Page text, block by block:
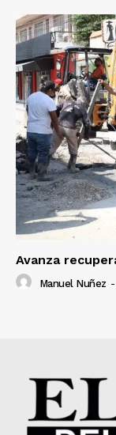
Avanza
Manuel Nuñez -